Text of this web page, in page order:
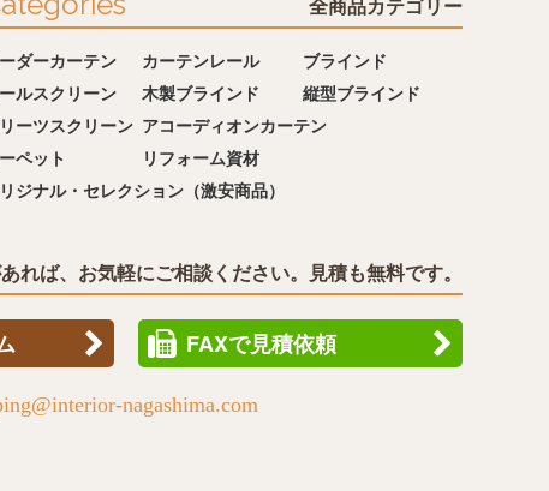
ダーカーテン カーテンレール
ブラインド
ルスクリーン
木製ブラインド
縦型ブラインド
ーツスクリーン アコーディオンカーテン
ペット
リフォーム資材
ジナル・セレクション（激安商品）
れば、お気軽にご相談ください。見積も無料です。
FAXで見積依頼
nagashima.com